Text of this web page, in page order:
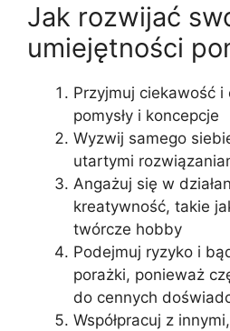
Jak rozwijać
umiejętności
Przyjmuj ciekawość i
pomysły i koncepcje
Wyzwij samego
utartymi
Angażuj się w
kreatywność, takie
twórcze hobby
Podejmuj ryzyko i
porażki, ponieważ
do cennych
Współpracuj z